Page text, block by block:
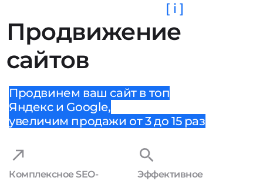
Продвижение
сайтов
[ i ]
Продвинем ваш сайт в топ
Яндекс и Google,
увеличим продажи от 3 до 15 раз
Комплексное SEO-
Эффективное